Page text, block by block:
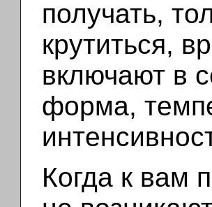
получать,
крутиться,
включают в
форма,
Когда к вам